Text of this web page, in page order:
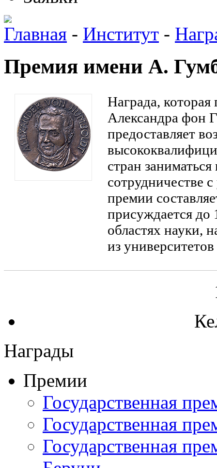
Главная - Институт -
Премия имени А.
Награда,
Александра фон
предоставляет
стран
сотрудничестве
премии
присуждается
областях науки,
из
Награды
Премии
Государственная
Государственная
Государственная